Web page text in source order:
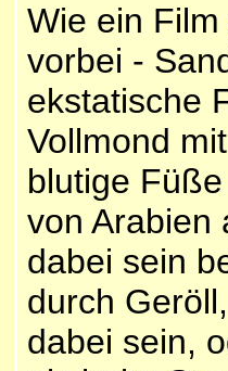
Wie ein
vorbei -
ekstatische
Vollmond
blutige
von Arabien
dabei sein
durch
dabei sein,